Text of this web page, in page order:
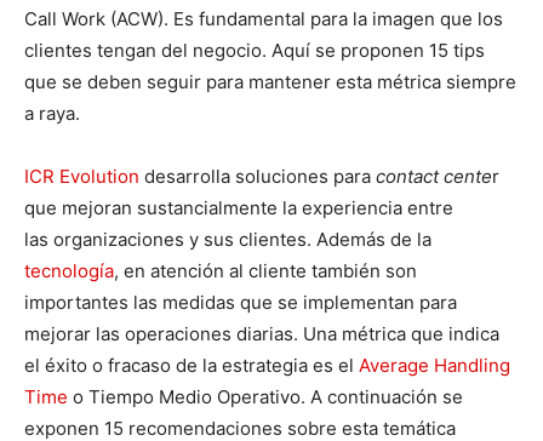
Call Work (ACW). Es fundamental para la imagen que los
clientes tengan del negocio. Aquí se proponen 15 tips
que se deben seguir para mantener esta métrica siempre
a raya.
ICR Evolution desarrolla soluciones para contact center
que mejoran sustancialmente la experiencia entre
las organizaciones y sus clientes. Además de la
tecnología, en atención al cliente también son
importantes las medidas que se implementan para
mejorar las operaciones diarias. Una métrica que indica
el éxito o fracaso de la estrategia es el Average Handling
Time o Tiempo Medio Operativo. A continuación se
exponen 15 recomendaciones sobre esta temática